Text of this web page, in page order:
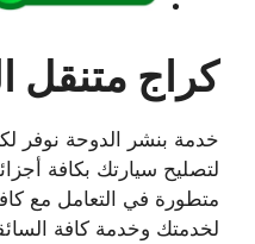
كراج متنقل
خدمة بنشر الدوحة نوفر
لتصليح سيارتك بكافة
متطورة في التعامل مع
لخدمتك وخدمة كافة